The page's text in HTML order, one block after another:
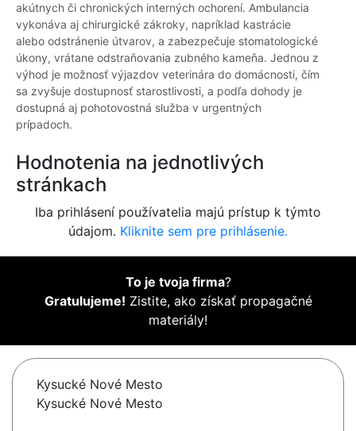
akútnych či chronických interných ochorení. Ambulancia
vykonáva aj chirurgické zákroky, napríklad kastrácie
alebo odstránenie útvarov, a zabezpečuje stomatologické
úkony, vrátane odstraňovania zubného kameňa. Jednou z
výhod je možnosť výjazdov veterinára do domácnosti, čím
sa zvyšuje dostupnosť starostlivosti, a podľa dohody je
dostupná aj pohotovostná služba v urgentných
prípadoch.
Hodnotenia na jednotlivých
stránkach
Iba prihlásení používatelia majú prístup k týmto
údajom. Kliknite sem pre prihlásenie.
To je tvoja firma?
Gratulujeme! Zistite, ako získať propagačné
materiály!
Kysucké Nové Mesto
Kysucké Nové Mesto